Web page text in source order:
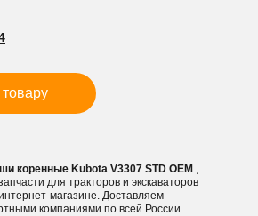
коренные Kubota V3307 STD OEM ,
для тракторов и экскаваторов
магазине. Доставляем
компаниями по всей России.